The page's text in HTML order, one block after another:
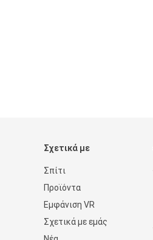
Σχετικά με
Σπίτι
Προϊόντα
Εμφάνιση VR
Σχετικά με εμάς